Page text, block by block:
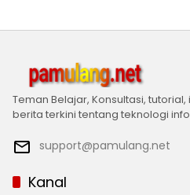
Teman Belajar, Konsultasi,
berita terkini tentang teknologi
support@pamulang.net
Kanal